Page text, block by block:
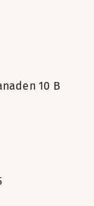
10 B